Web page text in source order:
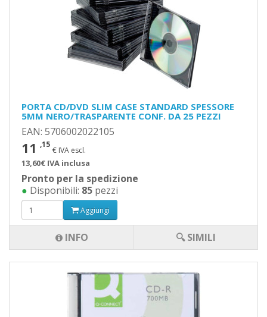
PORTA CD/DVD SLIM CASE STANDARD SPESSORE
5MM NERO/TRASPARENTE CONF. DA 25 PEZZI
EAN: 5706002022105
11 ,15
€ IVA escl.
13,60€ IVA inclusa
Pronto per la spedizione
● Disponibili: 85 pezzi
Aggiungi
INFO 🔍 SIMILI